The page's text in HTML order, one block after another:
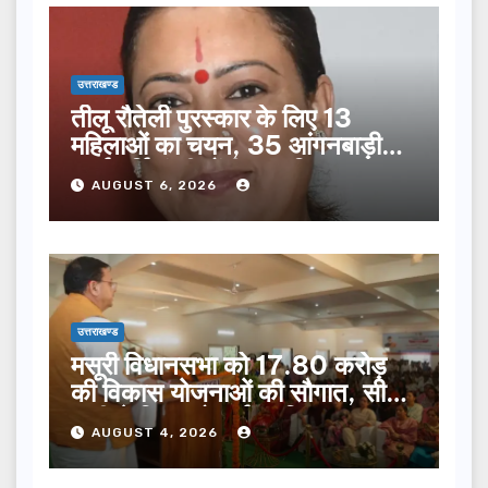
उत्तराखण्ड
तीलू रौतेली पुरस्कार के लिए 13
महिलाओं का चयन, 35 आंगनबाड़ी
कार्यकर्तियां भी होंगी सम्मानित…
AUGUST 6, 2026
उत्तराखण्ड
मसूरी विधानसभा को 17.80 करोड़
की विकास योजनाओं की सौगात, सीएम
धामी ने किया लोकार्पण-शिलान्यास.
AUGUST 4, 2026